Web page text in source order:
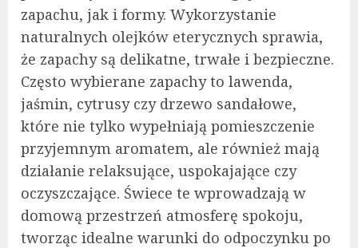
zapachu, jak i formy. Wykorzystanie
naturalnych olejków eterycznych sprawia,
że zapachy są delikatne, trwałe i bezpieczne.
Często wybierane zapachy to lawenda,
jaśmin, cytrusy czy drzewo sandałowe,
które nie tylko wypełniają pomieszczenie
przyjemnym aromatem, ale również mają
działanie relaksujące, uspokajające czy
oczyszczające. Świece te wprowadzają w
domową przestrzeń atmosferę spokoju,
tworząc idealne warunki do odpoczynku po